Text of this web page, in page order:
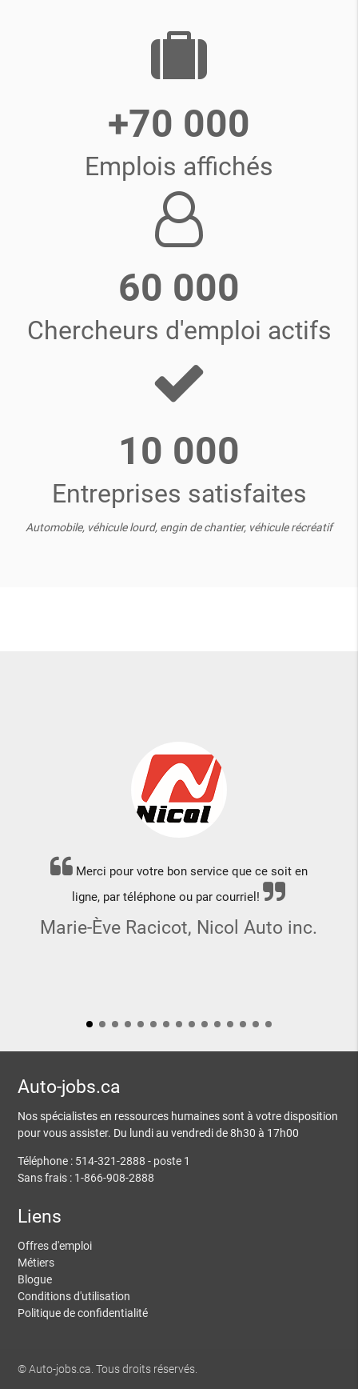
+70 000
Emplois affichés
60 000
Chercheurs d'emploi actifs
10 000
Entreprises satisfaites
Automobile, véhicule lourd, engin de chantier, véhicule récréatif
Merci pour votre bon service que ce soit en
ligne, par téléphone ou par courriel!
Marie-Ève Racicot, Nicol Auto inc.
Auto-jobs.ca
Nos spécialistes en ressources humaines sont à votre disposition
pour vous assister. Du lundi au vendredi de 8h30 à 17h00
Téléphone : 514-321-2888 - poste 1
Sans frais : 1-866-908-2888
Liens
Offres d'emploi
Métiers
Blogue
Conditions d'utilisation
Politique de confidentialité
© Auto-jobs.ca. Tous droits réservés.